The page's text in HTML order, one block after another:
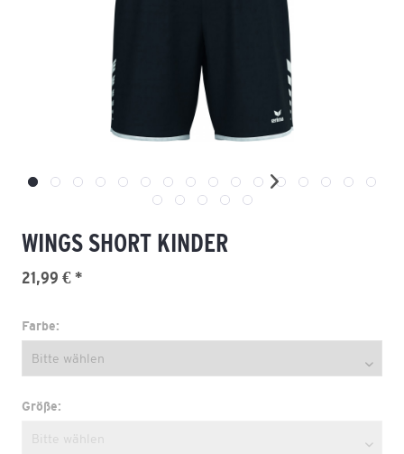
WINGS SHORT KINDER
21,99 € *
Farbe:
Größe: